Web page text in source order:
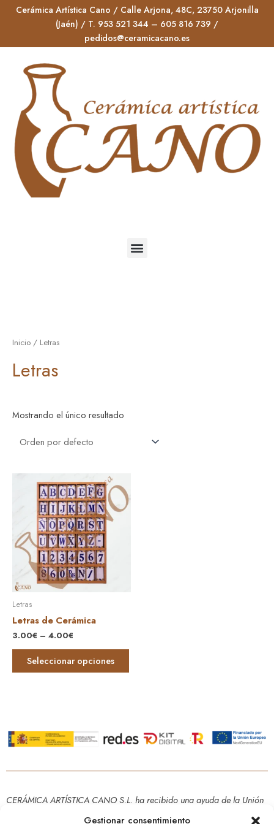
Gestionar consentimiento
Cerámica Artística Cano / Calle Arjona, 48C, 23750 Arjonilla
(Jaén) / T. 953 521 344 – 605 816 739 /
pedidos@ceramicacano.es
Inicio / Letras
Letras
Mostrando el único resultado
Letras
Letras de Cerámica
3.00€ – 4.00€
Seleccionar opciones
CERÁMICA ARTÍSTICA CANO S.L. ha recibido una ayuda de la Unión
Europea con cargo al Programa Operativo FEDER de Andalucía 2014-